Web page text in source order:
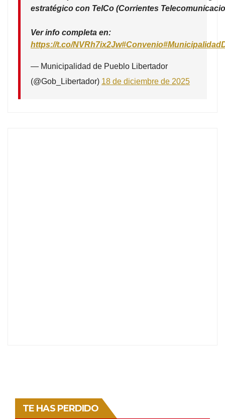
estratégico con TelCo (Corrientes
Ver info completa en:
https://t.co/NVRh7ix2Jw#Convenio
— Municipalidad de Pueblo Libertador
(@Gob_Libertador) 18 de diciembre de 2025
TE HAS PERDIDO